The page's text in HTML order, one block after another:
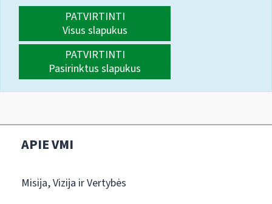
PATVIRTINTI
Visus slapukus
PATVIRTINTI
Pasirinktus slapukus
APIE VMI
Misija, Vizija ir Vertybės